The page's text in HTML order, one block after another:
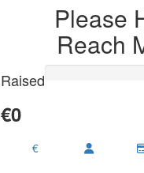
Please
Reach
Raised
€0
€